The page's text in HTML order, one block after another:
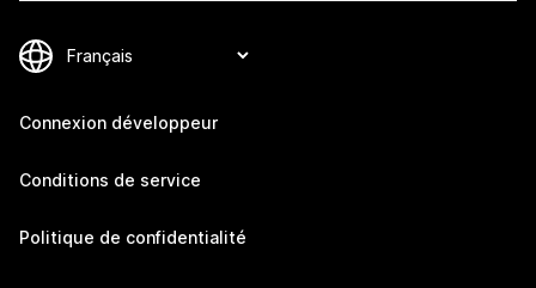
Connexion développeur
Conditions de service
Politique de confidentialité